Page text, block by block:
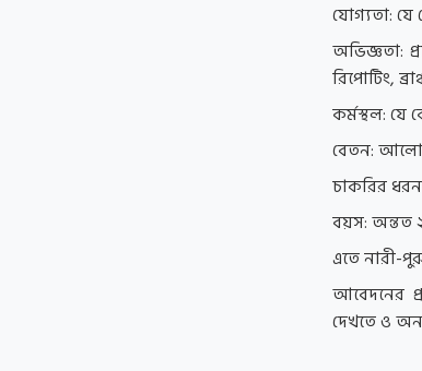
যোগ্যতা: যে
অভিজ্ঞতা:
রিপোটিং,
কর্মস্থল: যে
বেতন:
চাকরির
বয়স: অন্তত
এতে নারী-
আবেদনের
দেখতে ও